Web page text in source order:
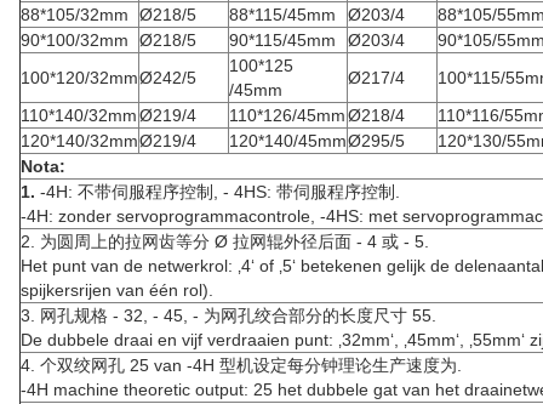
88*105/32mm
Ø218/5 88*115/45mm Ø203/4
88*105/
90*100/32mm
Ø218/5 90*115/45mm Ø203/4
90*105/
100*120/32mmØ242/5
100*125
/45mm
Ø217/4
100*115/
110*140/32mmØ219/4 110*126/45mmØ218/4
110*116/
120*140/32mmØ219/4 120*140/45mmØ295/5
120*130/
Nota:
1. -4H: 不带伺服程序控制, - 4HS: 带伺服程序控制.
-4H: zonder servoprogrammacontrole, -4HS: met
2. 为圆周上的拉网齿等分 Ø 拉网辊外径后面 - 4 或 - 5.
Het punt van de netwerkrol: ‚4‘ of ‚5‘ betekenen gelijk de
spijkersrijen van één rol).
3. 网孔规格 - 32, - 45, - 为网孔绞合部分的长度尺寸 55.
De dubbele draai en vijf verdraaien punt: ‚32mm‘, ‚45mm‘, ‚55mm‘
4. 个双绞网孔 25 van -4H 型机设定每分钟理论生产速度为.
-4H machine theoretic output: 25 het dubbele gat van het